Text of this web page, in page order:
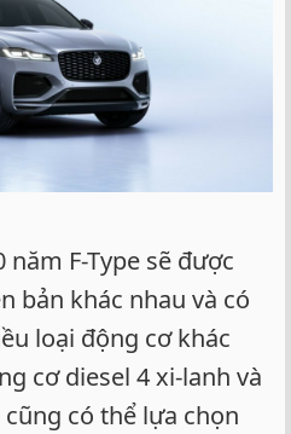
F-Type sẽ được
bản khác nhau và có
loại động cơ khác
cơ diesel 4 xi-lanh và
có thể lựa chọn